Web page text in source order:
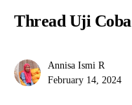
Thread Uji
Annisa Ismi R
February 14, 2024